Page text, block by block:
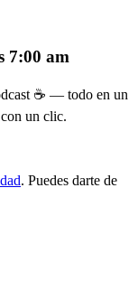
7:00 am
☕ — todo en un
un clic.
. Puedes darte de